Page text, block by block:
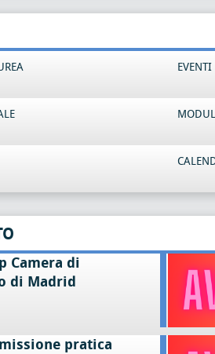
EVENTI
Camera di
di Madrid
pratica